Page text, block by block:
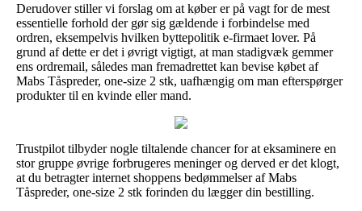
Derudover stiller vi forslag om at køber er på vagt for de mest
essentielle forhold der gør sig gældende i forbindelse med
ordren, eksempelvis hvilken byttepolitik e-firmaet lover. På
grund af dette er det i øvrigt vigtigt, at man stadigvæk gemmer
ens ordremail, således man fremadrettet kan bevise købet af
Mabs Tåspreder, one-size 2 stk, uafhængig om man efterspørger
produkter til en kvinde eller mand.
Trustpilot tilbyder nogle tiltalende chancer for at eksaminere en
stor gruppe øvrige forbrugeres meninger og derved er det klogt,
at du betragter internet shoppens bedømmelser af Mabs
Tåspreder, one-size 2 stk forinden du lægger din bestilling.